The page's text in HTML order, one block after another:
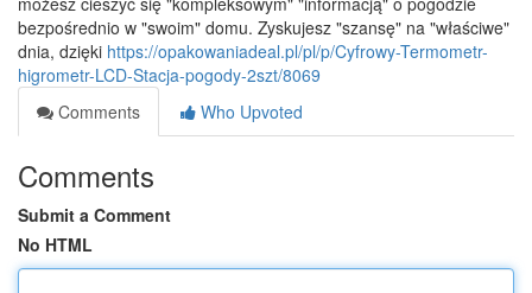
bezpośrednio w "swoim" domu. Zyskujesz "szansę" na "właściwe"
dnia, dzięki https://opakowaniadeal.pl/pl/p/Cyfrowy-Termometr-
higrometr-LCD-Stacja-pogody-2szt/8069
Comments
Who Upvoted
Comments
Submit a Comment
No HTML